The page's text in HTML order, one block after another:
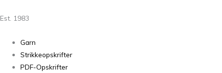
Est. 1983
Garn
Strikkeopskrifter
PDF-Opskrifter